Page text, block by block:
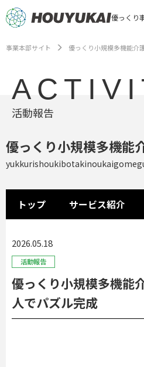
優っくり
事業本部サイト 優っくり小規模多機能介
活動報告
優っくり小規模多機能
トップ サービス紹介
2026.05.18
活動報告
優っくり小規模多機
人でパズル完成